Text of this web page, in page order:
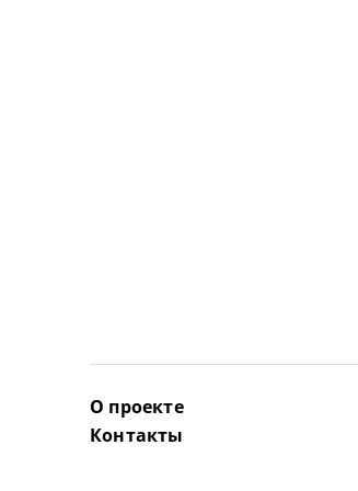
О проекте
Контакты